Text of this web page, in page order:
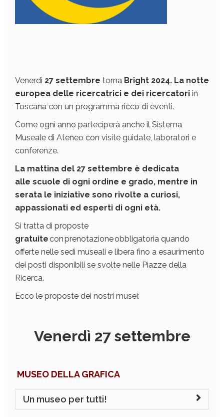
Venerdì 27 settembre torna Bright 2024. La notte
europea delle ricercatrici e dei ricercatori in
Toscana con un programma ricco di eventi.
Come ogni anno parteciperà anche il Sistema
Museale di Ateneo con visite guidate, laboratori e
conferenze.
La mattina del 27 settembre è dedicata
alle scuole di ogni ordine e grado, mentre in
serata le iniziative sono rivolte a curiosi,
appassionati ed esperti di ogni età.
Si tratta di proposte
gratuitecon prenotazione obbligatoria quando
offerte nelle sedi museali e libera fino a esaurimento
dei posti disponibili se svolte nelle Piazze della
Ricerca.
Ecco le proposte dei nostri musei:
Venerdì 27 settembre
MUSEO DELLA GRAFICA
Un museo per tutti!